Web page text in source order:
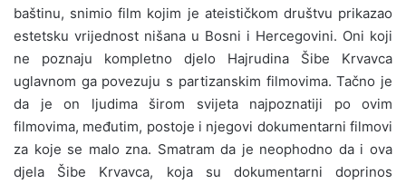
baštinu, snimio film kojim je ateističkom društvu prikazao
estetsku vrijednost nišana u Bosni i Hercegovini. Oni koji
ne poznaju kompletno djelo Hajrudina Šibe Krvavca
uglavnom ga povezuju s partizanskim filmovima. Tačno je
da je on ljudima širom svijeta najpoznatiji po ovim
filmovima, međutim, postoje i njegovi dokumentarni filmovi
za koje se malo zna. Smatram da je neophodno da i ova
djela Šibe Krvavca, koja su dokumentarni doprinos